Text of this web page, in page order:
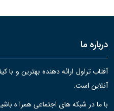
درباره ما
آفتاب تراول ارائه دهنده بهترین و
آنلاین است.
با ما در شبکه های اجتماعی همرا ه